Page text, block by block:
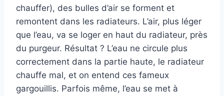
chauffer), des bulles d’air se forment et
remontent dans les radiateurs. L’air, plus léger
que l’eau, va se loger en haut du radiateur, près
du purgeur. Résultat ? L’eau ne circule plus
correctement dans la partie haute, le radiateur
chauffe mal, et on entend ces fameux
gargouillis. Parfois même, l’eau se met à